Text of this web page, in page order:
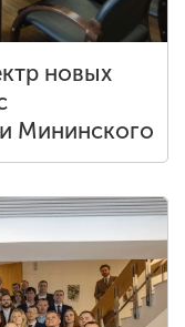
новых
Мининского